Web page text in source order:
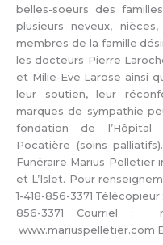
belles-soeurs des
plusieurs neveux,
membres de la famille
les docteurs Pierre
et Milie-Eve Larose ainsi
leur soutien, leur
marques de sympathie
fondation de l’Hôpital
Pocatière (soins
Funéraire Marius Pelletier
et L’Islet. Pour
1-418-856-3371
856-3371 Courriel :
www.mariuspelletier.com